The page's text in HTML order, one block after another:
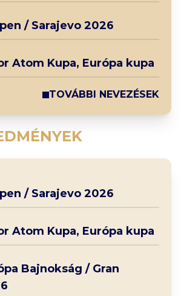
/ Sarajevo 2026
Atom Kupa, Európa kupa
TOVÁBBI NEVEZÉSEK
/ Sarajevo 2026
Atom Kupa, Európa kupa
Bajnokság / Gran